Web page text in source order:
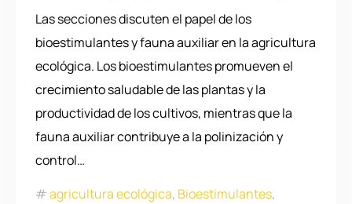
Las secciones discuten el papel de los
bioestimulantes y fauna auxiliar en la agricultura
ecológica. Los bioestimulantes promueven el
crecimiento saludable de las plantas y la
productividad de los cultivos, mientras que la
fauna auxiliar contribuye a la polinización y
control…
agricultura ecológica, Bioestimulantes,